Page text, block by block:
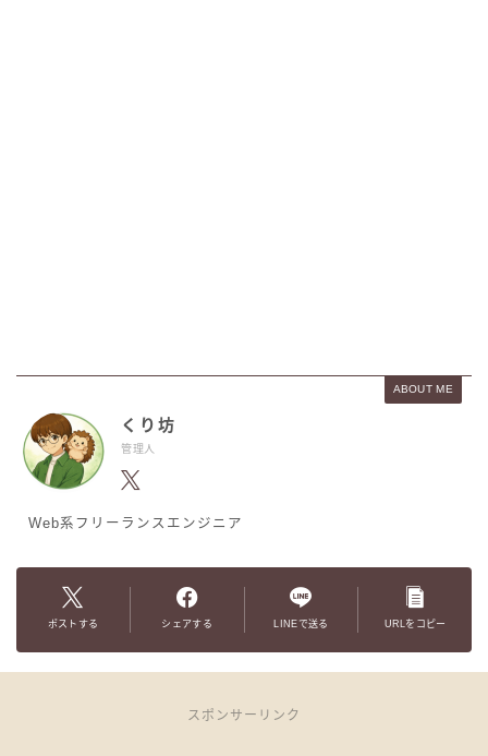
ABOUT ME
くり坊
管理人
Web系フリーランスエンジニア
ポストする シェアする LINEで送る URLをコピー
スポンサーリンク